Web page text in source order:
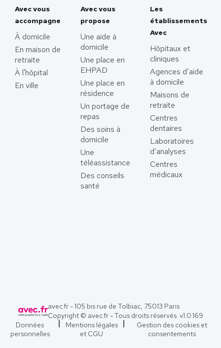
Avec vous
accompagne
À domicile
En maison de
retraite
À l'hôpital
En ville
Avec vous
propose
Une aide à
domicile
Une place en
EHPAD
Une place en
résidence
Un portage de
repas
Des soins à
domicile
Une
téléassistance
Des conseils
santé
Les
établissements
Avec
Hôpitaux et
cliniques
Agences d’aide
à domicile
Maisons de
retraite
Centres
dentaires
Laboratoires
d’analyses
Centres
médicaux
avec.fr - 105 bis rue de Tolbiac, 75013 Paris
Copyright © avec.fr - Tous droits réservés. v1.0.169
Données
personnelles
Mentions légales
et CGU
Gestion des cookies et
consentements